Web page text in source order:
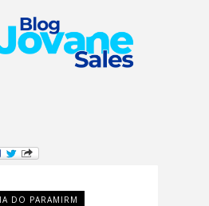
DO PARAMIRM